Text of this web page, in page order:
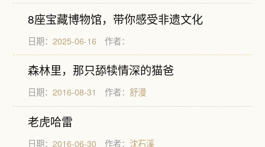
8座宝藏博物馆，带你感受非遗文化
日期：2025-06-16 作者：
森林里，那只舔犊情深的猫爸
日期：2016-08-31 作者：舒漫
老虎哈雷
日期：2016-06-30 作者： 沈石溪